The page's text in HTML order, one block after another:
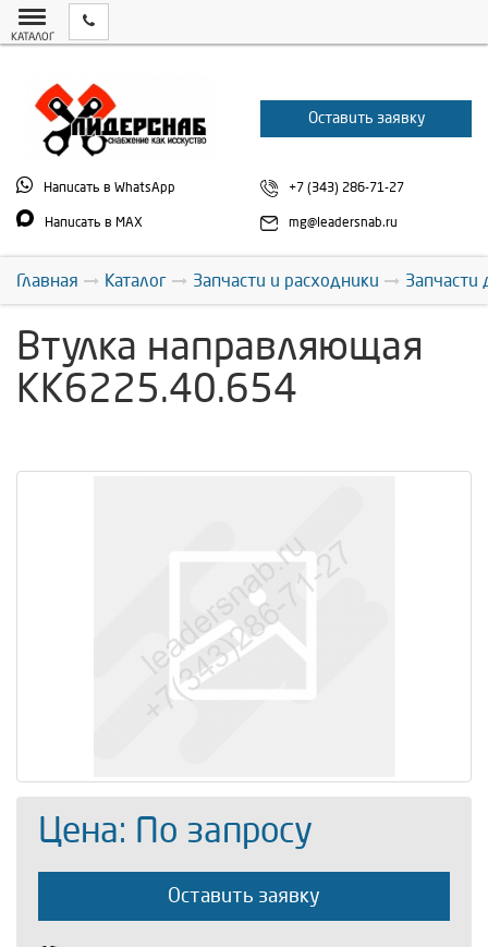
КАТАЛОГ
Оставить заявку
Написать в WhatsApp
Написать в MAX
+7 (343) 286-71-27
mg@leadersnab.ru
Главная Каталог Запчасти и расходники Запчасти
Втулка направляющая
КК6225.40.654
Цена: По запросу
Оставить заявку